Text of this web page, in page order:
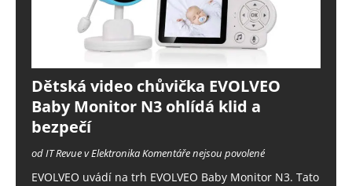
Dětská video chůvička EVOLVEO
Baby Monitor N3 ohlídá klid a
bezpečí
od IT Revue v ElektronikaKomentáře nejsou povolené
EVOLVEO uvádí na trh EVOLVEO Baby Monitor N3. Tato